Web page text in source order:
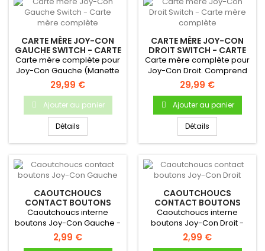
CARTE MÈRE JOY-CON
GAUCHE SWITCH - CARTE
MÈRE COMPLÈTE
Carte mère complète pour
Joy-Con Gauche (Manette
Nintendo Switch)
29,99 €
Ajouter au panier
Détails
CARTE MÈRE JOY-CON
DROIT SWITCH - CARTE
MÈRE COMPLÈTE
Carte mère complète pour
Joy-Con Droit. Comprend
les boutons R et Plus.
29,99 €
Ajouter au panier
Détails
CAOUTCHOUCS
CONTACT BOUTONS
JOY-CON GAUCHE
Caoutchoucs interne
boutons Joy-Con Gauche -
Nintendo Switch
2,99 €
CAOUTCHOUCS
CONTACT BOUTONS
JOY-CON DROIT
Caoutchoucs interne
boutons Joy-Con Droit -
Nintendo Switch
2,99 €